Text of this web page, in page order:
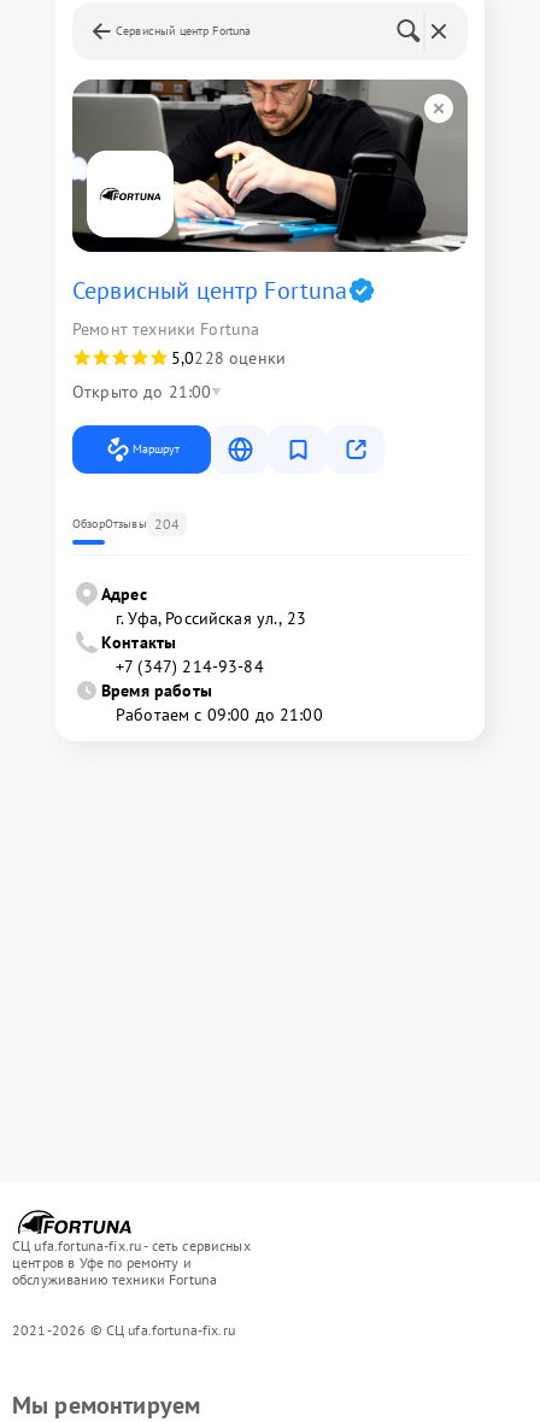
Сервисный центр Fortuna
Сервисный центр Fortuna
Ремонт техники Fortuna
5,0228 оценки
Открыто до 21:00
Маршрут
ОбзорОтзывы 204
Адрес
г. Уфа, Российская ул., 23
Контакты
+7 (347) 214-93-84
Время работы
Работаем с 09:00 до 21:00
СЦ ufa.fortuna-fix.ru - сеть сервисных
центров в Уфе по ремонту и
обслуживанию техники Fortuna
2021-2026 © СЦ ufa.fortuna-fix.ru
Мы ремонтируем